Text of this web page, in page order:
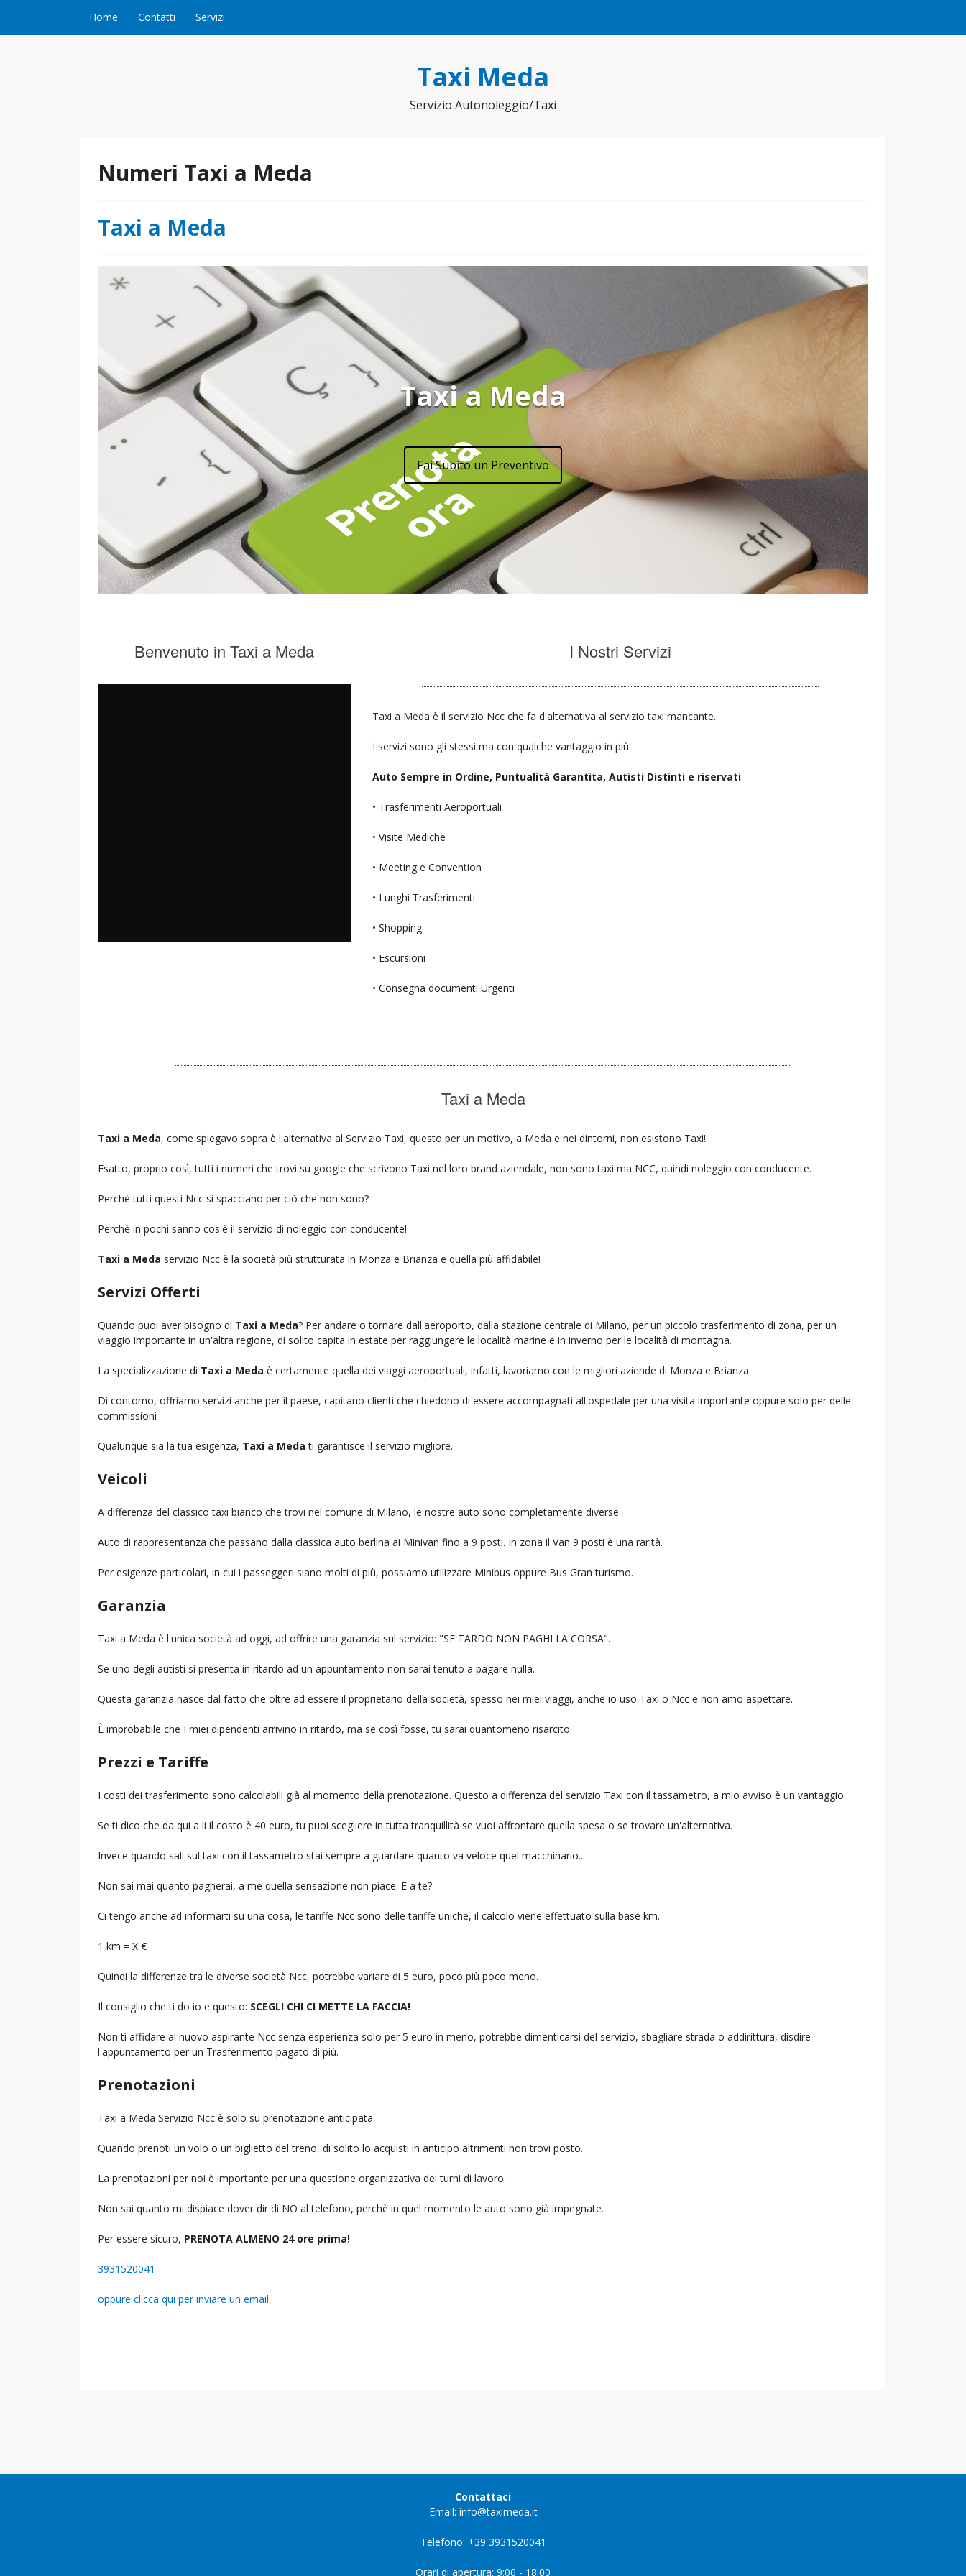
Home Contatti Servizi
Taxi Meda
Servizio Autonoleggio/Taxi
Numeri Taxi a Meda
Taxi a Meda
Taxi a Meda
Fai Subito un Preventivo
Benvenuto in Taxi a Meda I Nostri Servizi
Taxi a Meda è il servizio Ncc che fa d'alternativa al servizio taxi mancante.
I servizi sono gli stessi ma con qualche vantaggio in più.
Auto Sempre in Ordine, Puntualità Garantita, Autisti Distinti e riservati
• Trasferimenti Aeroportuali
• Visite Mediche
• Meeting e Convention
• Lunghi Trasferimenti
• Shopping
• Escursioni
• Consegna documenti Urgenti
Taxi a Meda
Taxi a Meda, come spiegavo sopra è l'alternativa al Servizio Taxi, questo per un motivo, a Meda e nei dintorni, non esistono Taxi!
Esatto, proprio così, tutti i numeri che trovi su google che scrivono Taxi nel loro brand aziendale, non sono taxi ma NCC, quindi noleggio con conducente.
Perchè tutti questi Ncc si spacciano per ciò che non sono?
Perchè in pochi sanno cos'è il servizio di noleggio con conducente!
Taxi a Meda servizio Ncc è la società più strutturata in Monza e Brianza e quella più affidabile!
Servizi Offerti
Quando puoi aver bisogno di Taxi a Meda? Per andare o tornare dall'aeroporto, dalla stazione centrale di Milano, per un piccolo trasferimento di zona, per un
viaggio importante in un'altra regione, di solito capita in estate per raggiungere le località marine e in inverno per le località di montagna.
La specializzazione di Taxi a Meda è certamente quella dei viaggi aeroportuali, infatti, lavoriamo con le migliori aziende di Monza e Brianza.
Di contorno, offriamo servizi anche per il paese, capitano clienti che chiedono di essere accompagnati all'ospedale per una visita importante oppure solo per delle
commissioni
Qualunque sia la tua esigenza, Taxi a Meda ti garantisce il servizio migliore.
Veicoli
A differenza del classico taxi bianco che trovi nel comune di Milano, le nostre auto sono completamente diverse.
Auto di rappresentanza che passano dalla classica auto berlina ai Minivan fino a 9 posti. In zona il Van 9 posti è una rarità.
Per esigenze particolari, in cui i passeggeri siano molti di più, possiamo utilizzare Minibus oppure Bus Gran turismo.
Garanzia
Taxi a Meda è l'unica società ad oggi, ad offrire una garanzia sul servizio: "SE TARDO NON PAGHI LA CORSA".
Se uno degli autisti si presenta in ritardo ad un appuntamento non sarai tenuto a pagare nulla.
Questa garanzia nasce dal fatto che oltre ad essere il proprietario della società, spesso nei miei viaggi, anche io uso Taxi o Ncc e non amo aspettare.
È improbabile che I miei dipendenti arrivino in ritardo, ma se così fosse, tu sarai quantomeno risarcito.
Prezzi e Tariffe
I costi dei trasferimento sono calcolabili già al momento della prenotazione. Questo a differenza del servizio Taxi con il tassametro, a mio avviso è un vantaggio.
Se ti dico che da qui a li il costo è 40 euro, tu puoi scegliere in tutta tranquillità se vuoi affrontare quella spesa o se trovare un'alternativa.
Invece quando sali sul taxi con il tassametro stai sempre a guardare quanto va veloce quel macchinario...
Non sai mai quanto pagherai, a me quella sensazione non piace. E a te?
Ci tengo anche ad informarti su una cosa, le tariffe Ncc sono delle tariffe uniche, il calcolo viene effettuato sulla base km.
1 km = X €
Quindi la differenze tra le diverse società Ncc, potrebbe variare di 5 euro, poco più poco meno.
Il consiglio che ti do io e questo: SCEGLI CHI CI METTE LA FACCIA!
Non ti affidare al nuovo aspirante Ncc senza esperienza solo per 5 euro in meno, potrebbe dimenticarsi del servizio, sbagliare strada o addirittura, disdire
l'appuntamento per un Trasferimento pagato di più.
Prenotazioni
Taxi a Meda Servizio Ncc è solo su prenotazione anticipata.
Quando prenoti un volo o un biglietto del treno, di solito lo acquisti in anticipo altrimenti non trovi posto.
La prenotazioni per noi è importante per una questione organizzativa dei turni di lavoro.
Non sai quanto mi dispiace dover dir di NO al telefono, perchè in quel momento le auto sono già impegnate.
Per essere sicuro, PRENOTA ALMENO 24 ore prima!
3931520041
oppure clicca qui per inviare un email
Contattaci
Email: info@taximeda.it
Telefono: +39 3931520041
Orari di apertura: 9:00 - 18:00